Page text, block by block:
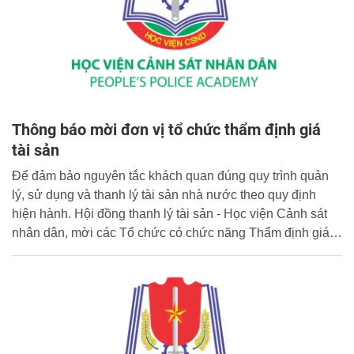
Thông báo mời đơn vị tổ chức thẩm định giá
tài sản
Để đảm bảo nguyên tắc khách quan đúng quy trình quản
lý, sử dụng và thanh lý tài sản nhà nước theo quy định
hiện hành. Hội đồng thanh lý tài sản - Học viện Cảnh sát
nhân dân, mời các Tổ chức có chức năng Thẩm định giá
04 xe ô tô đã qua sử dụng và vật tư, thiết bị, vật liệu thu hồi
sau phá dỡ của 02 trường bắn điện tử do Học viện Cảnh
sát nhân dân quản lý, sử dụng. Hội đồng thanh lý tài sản -
Học viện Cảnh sát nhân dân thông báo về việc mời các tổ